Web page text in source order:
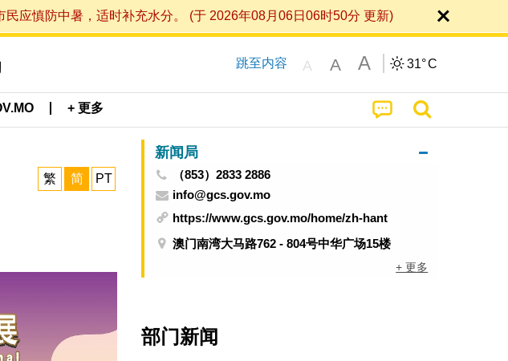
应慎防中暑，适时补充水分。 (于 2026年08月06日06时50分 更新)
跳至内容 A A A 31°C
+ 更多
繁 简 PT
新闻局
（853）2833 2886
info@gcs.gov.mo
https://www.gcs.gov.mo/home/zh-hant
澳门南湾大马路762 - 804号中华广场15楼
+ 更多
部门新闻